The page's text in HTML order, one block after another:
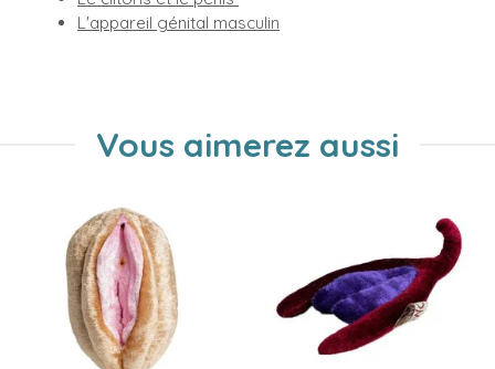
L'appareil génital masculin
Vous aimerez aussi